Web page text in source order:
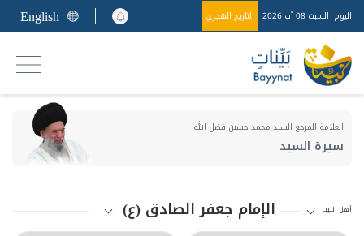
اليوم السبت 08 آب 2026 التاريخ الهجري English
العلامة المرجع السيد محمد حسين فضل الله
سيرة السيد
أهل البيت الإمام جعفر الصادق (ع)